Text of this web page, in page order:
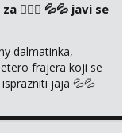
jako
preuzme
na link ispod i nadji
👉🏻🍑 💦💦 javi se
dalmatinka,
frajera koji se
jaja 💦💦
Zabavljan